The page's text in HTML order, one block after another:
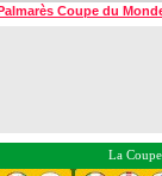
Coupe du
La